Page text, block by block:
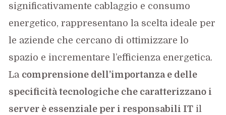
significativamente cablaggio e consumo
energetico, rappresentano la scelta ideale per
le aziende che cercano di ottimizzare lo
spazio e incrementare l’efficienza energetica.
La comprensione dell’importanza e delle
specificità tecnologiche che caratterizzano i
server è essenziale per i responsabili IT il